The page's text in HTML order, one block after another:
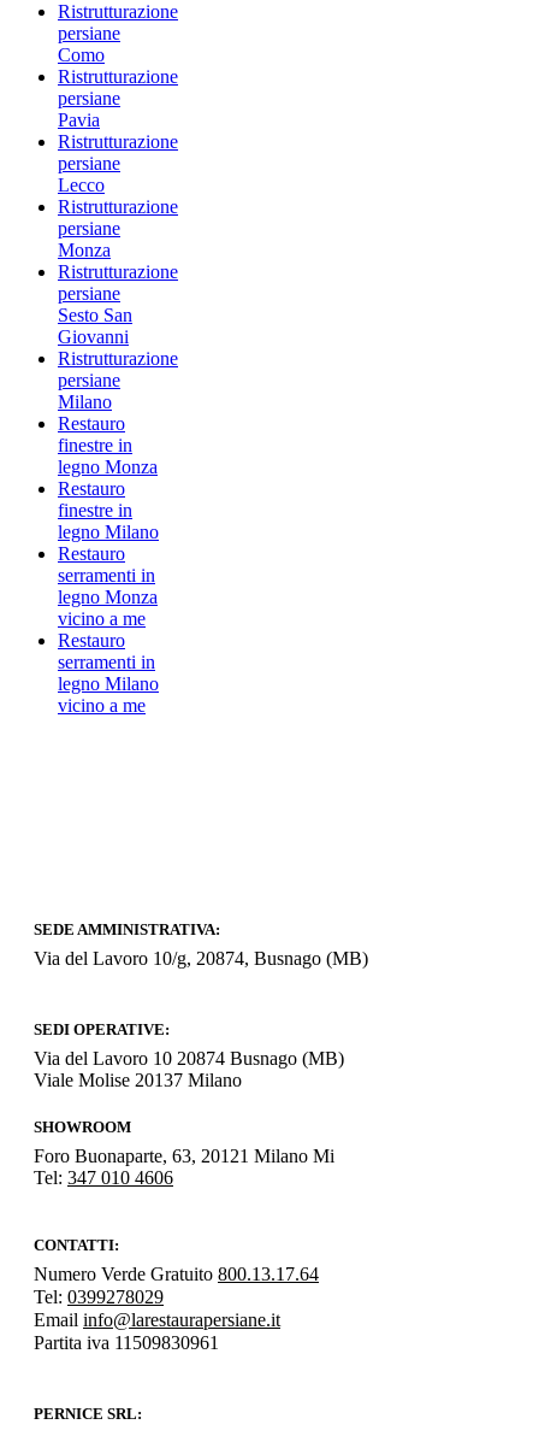
Ristrutturazione
persiane
Como
Ristrutturazione
persiane
Pavia
Ristrutturazione
persiane
Lecco
Ristrutturazione
persiane
Monza
Ristrutturazione
persiane
Sesto San
Giovanni
Ristrutturazione
persiane
Milano
Restauro
finestre in
legno Monza
Restauro
finestre in
legno Milano
Restauro
serramenti in
legno Monza
vicino a me
Restauro
serramenti in
legno Milano
vicino a me
SEDE AMMINISTRATIVA:
Via del Lavoro 10/g, 20874, Busnago (MB)
SEDI OPERATIVE:
Via del Lavoro 10 20874 Busnago (MB)
Viale Molise 20137 Milano
SHOWROOM
Foro Buonaparte, 63, 20121 Milano Mi
Tel: 347 010 4606
CONTATTI:
Numero Verde Gratuito 800.13.17.64
Tel: 0399278029
Email info@larestaurapersiane.it
Partita iva 11509830961
PERNICE SRL: